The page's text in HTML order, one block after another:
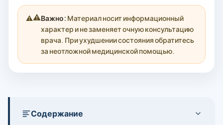
⚠️Важно: Материал носит информационный
характер и не заменяет очную консультацию
врача. При ухудшении состояния обратитесь
за неотложной медицинской помощью.
Содержание